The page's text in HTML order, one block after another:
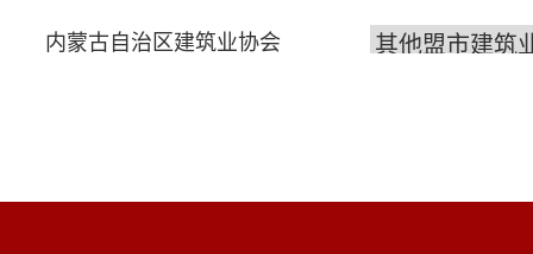
内蒙古自治区建筑业协会